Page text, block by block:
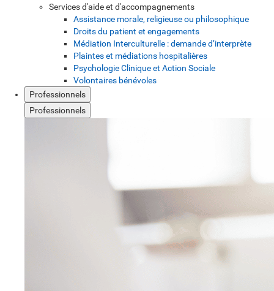
Services d'aide et d'accompagnements
Assistance morale, religieuse ou philosophique
Droits du patient et engagements
Médiation Interculturelle : demande d’interprète
Plaintes et médiations hospitalières
Psychologie Clinique et Action Sociale
Volontaires bénévoles
Professionnels
Professionnels